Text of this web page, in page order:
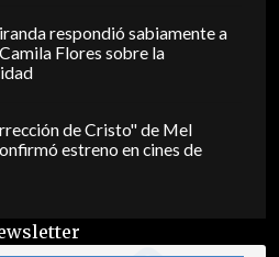
respondió sabiamente a
Flores sobre la
de Cristo" de Mel
estreno en cines de